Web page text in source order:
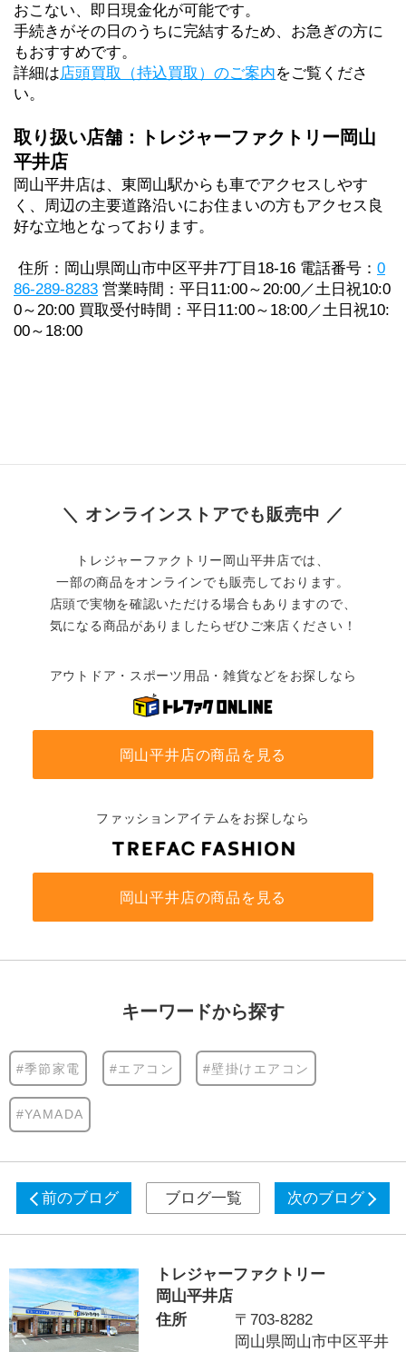
おこない、即日現金化が可能です。
手続きがその日のうちに完結するため、お急ぎの方に
もおすすめです。
詳細は店頭買取（持込買取）のご案内をご覧くださ
い。
取り扱い店舗：トレジャーファクトリー岡山
平井店
岡山平井店は、東岡山駅からも車でアクセスしやす
く、周辺の主要道路沿いにお住まいの方もアクセス良
好な立地となっております。
住所：岡山県岡山市中区平井7丁目18-16 電話番号： 0
86-289-8283 営業時間：平日11:00～20:00／土日祝10:0
0～20:00 買取受付時間：平日11:00～18:00／土日祝10:
00～18:00
＼ オンラインストアでも販売中 ／
トレジャーファクトリー岡山平井店では、
一部の商品をオンラインでも販売しております。
店頭で実物を確認いただける場合もありますので、
気になる商品がありましたらぜひご来店ください！
アウトドア・スポーツ用品・雑貨などをお探しなら
岡山平井店の商品を見る
ファッションアイテムをお探しなら
岡山平井店の商品を見る
キーワードから探す
#季節家電 #エアコン #壁掛けエアコン
#YAMADA
前のブログ ブログ一覧 次のブログ
トレジャーファクトリー
岡山平井店
住所
〒703-8282
岡山県岡山市中区平井